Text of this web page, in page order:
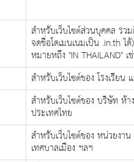
สำหรับเว็บไซต์ส่วนบุคคล รว
จดชื่อโดเมนเนมเป็น .in.th
หมายหถึง "IN THAILAND"
สำหรับเว็บไซต์ของ โรงเรีย
สำหรับเว็บไซต์ของ บริษัท ห้
ประเทศไทย
สำหรับเว็บไซต์ของ หน่วยงา
เทศบาลเมือง ฯลฯ